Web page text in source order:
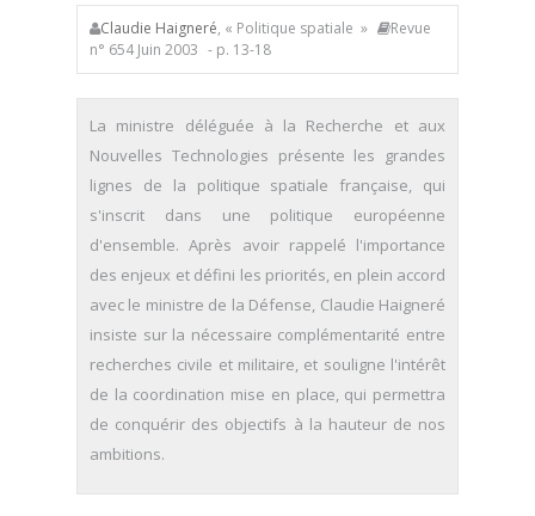
Claudie Haigneré, « Politique spatiale »
Revue
n° 654 Juin 2003 - p. 13-18
La ministre déléguée à la Recherche et aux
Nouvelles Technologies présente les grandes
lignes de la politique spatiale française, qui
s'inscrit dans une politique européenne
d'ensemble. Après avoir rappelé l'importance
des enjeux et défini les priorités, en plein accord
avec le ministre de la Défense, Claudie Haigneré
insiste sur la nécessaire complémentarité entre
recherches civile et militaire, et souligne l'intérêt
de la coordination mise en place, qui permettra
de conquérir des objectifs à la hauteur de nos
ambitions.